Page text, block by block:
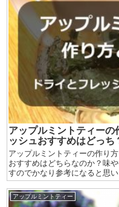
アップルミントティーの
ッシュおすすめはどっち
アップルミントティーの作り
おすすめはどちらなのか？味
すのでかなり参考になると思
アップルミントティー